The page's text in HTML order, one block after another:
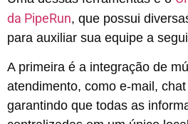
da PipeRun, que possui
para auxiliar sua equipe a
A primeira é a integração de
atendimento, como e-mail,
garantindo que todas as